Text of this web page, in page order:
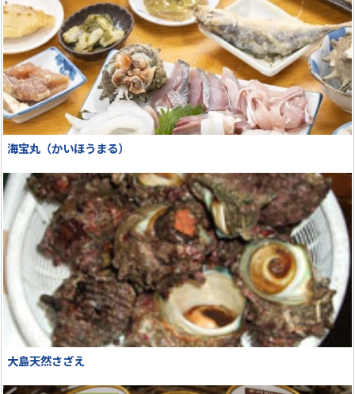
海宝丸（かいほうまる）
大島天然さざえ